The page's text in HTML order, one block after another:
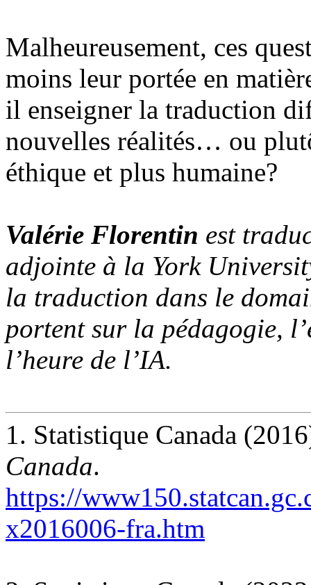
Malheureusement, ces
moins leur portée en
il enseigner la traduction
nouvelles réalités… ou
éthique et plus humaine?
Valérie Florentin est
adjointe à la York
la traduction dans le
portent sur la pédagogie,
l’heure de l’IA.
1. Statistique Canada
Canada.
https://
x2016006-fra.htm